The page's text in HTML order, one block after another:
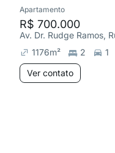
Apartamento
R$ 700.000
Av. Dr. Rudge Ramos,
1176m² 2
1
Ver contato